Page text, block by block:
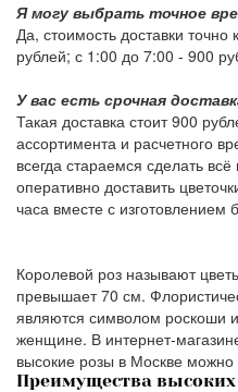
Я могу выбрать точное
Да, стоимость доставки
рублей; с 1:00 до 7:00 - 900
У вас есть срочная
Такая доставка стоит900
ассортимента и расчетного
всегда стараемся сделать
оперативно доставить
часа вместе с изготовлением
Королевой роз называют
превышает 70 см.
являются символом роскоши
женщине. В интернет-
высокие розы в Москве можно
Преимущества высоких